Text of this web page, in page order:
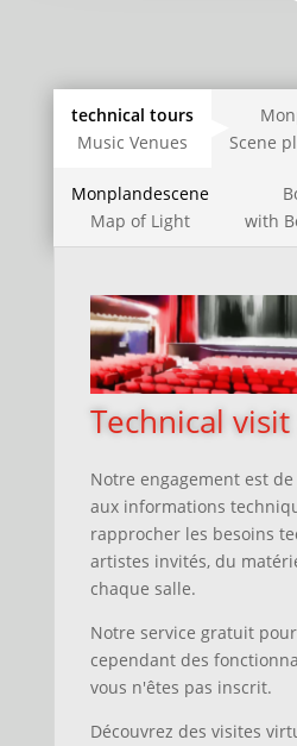
technical tours
Music Venues
Scene
Monplandescene
Map of Light
with
Technical visit
Notre engagement est
aux informations
rapprocher les besoins
artistes invités, du
chaque salle.
Notre service gratuit
cependant des
vous n'êtes pas inscrit.
Découvrez des visites